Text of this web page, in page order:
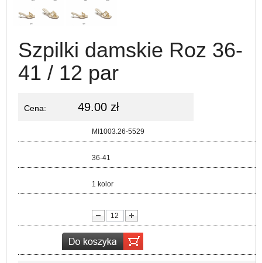
Szpilki damskie Roz 36-
41 / 12 par
Cena: 49.00 zł
MI1003.26-5529
36-41
1 kolor